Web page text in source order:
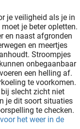
je veiligheid als je in
je beter opletten.
en naast afgronden
en meertjes
Stroompjes
onbegaanbaar
een helling af.
te voorkomen.
slecht zicht niet
je dit soort situaties
te checken.
het weer in de